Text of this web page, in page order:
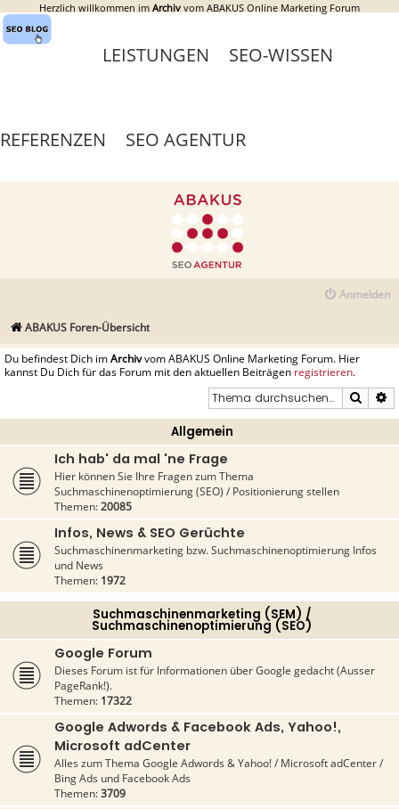
Herzlich willkommen im Archiv vom ABAKUS Online Marketing Forum
LEISTUNGEN SEO-WISSEN
REFERENZEN SEO AGENTUR
Anmelden
ABAKUS Foren-Übersicht
Du befindest Dich imArchivvom ABAKUS Online Marketing Forum. Hier
kannst Du Dich für das Forum mit den aktuellen Beiträgen registrieren.
Suche
Allgemein
Ich hab' da mal 'ne Frage
Hier können Sie Ihre Fragen zum Thema
Suchmaschinenoptimierung (SEO) / Positionierung stellen
Themen:20085
Infos, News & SEO Gerüchte
Suchmaschinenmarketing bzw. Suchmaschinenoptimierung Infos
und News
Themen: 1972
Suchmaschinenmarketing (SEM) /
Suchmaschinenoptimierung (SEO)
Google Forum
Dieses Forum ist für Informationen über Google gedacht (Ausser
PageRank!).
Themen: 17322
Google Adwords & Facebook Ads, Yahoo!,
Microsoft adCenter
Alles zum Thema Google Adwords & Yahoo! / Microsoft adCenter /
Bing Ads und Facebook Ads
Themen:3709